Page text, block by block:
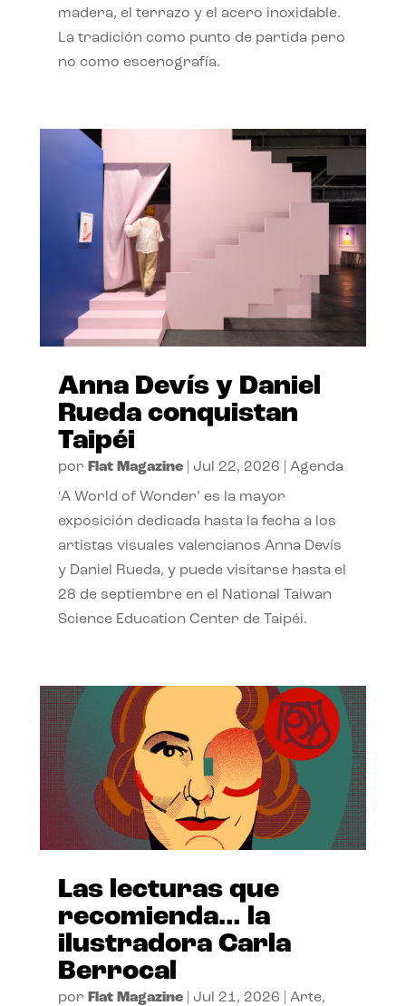
madera, el terrazo y el acero inoxidable.
La tradición como punto de partida pero
no como escenografía.
Anna Devís y Daniel
Rueda conquistan
Taipéi
por Flat Magazine| Jul 22, 2026 Agenda
‘A World of Wonder’ es la mayor
exposición dedicada hasta la fecha a los
artistas visuales valencianos Anna Devís
y Daniel Rueda, y puede visitarse hasta el
28 de septiembre en el National Taiwan
Science Education Center de Taipéi.
Las lecturas que
recomienda… la
ilustradora Carla
Berrocal
por Flat Magazine| Jul 21, 2026 Arte,